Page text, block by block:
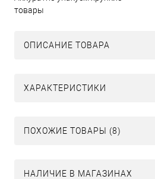
товары
ОПИСАНИЕ ТОВАРА
ХАРАКТЕРИСТИКИ
ПОХОЖИЕ ТОВАРЫ (8)
НАЛИЧИЕ В МАГАЗИНАХ